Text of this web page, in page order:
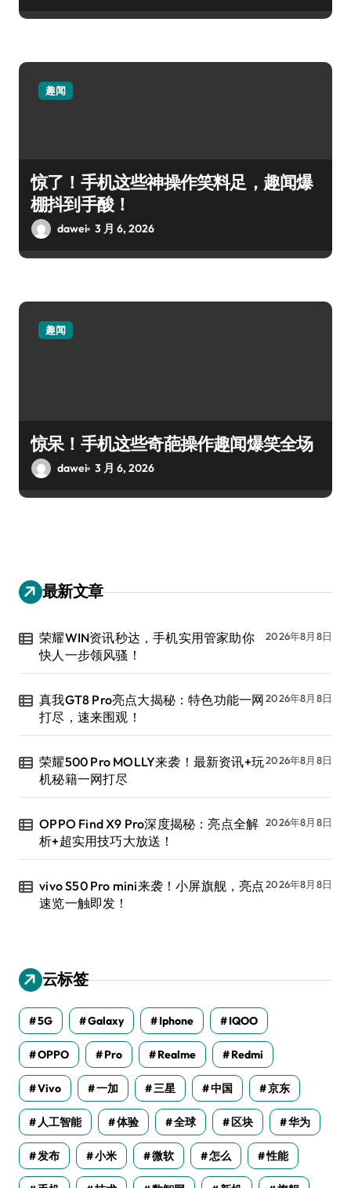
趣闻
惊了！手机这些神操作笑料足，趣闻爆
棚抖到手酸！
dawei 3 月 6, 2026
趣闻
惊呆！手机这些奇葩操作趣闻爆笑全场
dawei 3 月 6, 2026
最新文章
荣耀WIN资讯秒达，手机实用管家助你
快人一步领风骚！
2026年8月8日
真我GT8 Pro亮点大揭秘：特色功能一网
打尽，速来围观！
2026年8月8日
荣耀500 Pro MOLLY来袭！最新资讯+玩
机秘籍一网打尽
2026年8月8日
OPPO Find X9 Pro深度揭秘：亮点全解
析+超实用技巧大放送！
2026年8月8日
vivo S50 Pro mini来袭！小屏旗舰，亮点
速览一触即发！
2026年8月8日
云标签
5G Galaxy Iphone IQOO
OPPO Pro Realme Redmi
Vivo 一加 三星 中国 京东
人工智能 体验 全球 区块 华为
发布 小米 微软 怎么 性能